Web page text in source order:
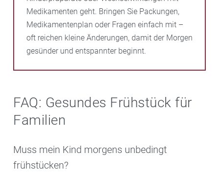
Medikamenten geht. Bringen Sie Packungen,
Medikamentenplan oder Fragen einfach mit –
oft reichen kleine Änderungen, damit der Morgen
gesünder und entspannter beginnt.
FAQ: Gesundes Frühstück für
Familien
Muss mein Kind morgens unbedingt
frühstücken?